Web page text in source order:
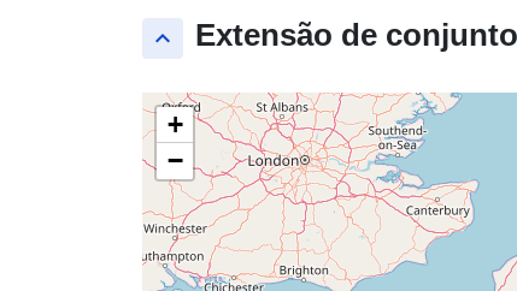
keyboard_arrow_up Extensão de
+
−